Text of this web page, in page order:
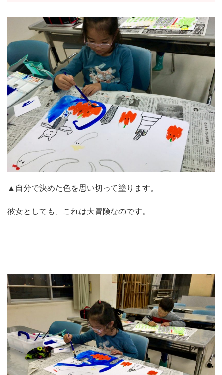
▲自分で決めた色を思い切って塗ります。
彼女としても、これは大冒険なのです。